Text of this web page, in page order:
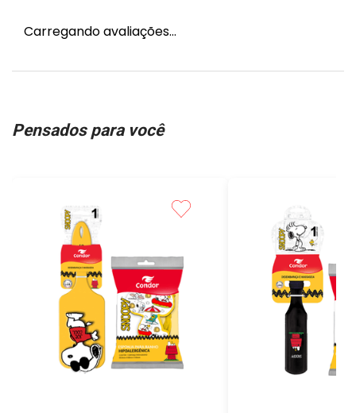
Carregando avaliações…
Pensados para você